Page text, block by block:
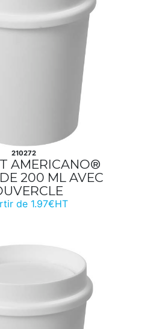
210272
AMERICANO®
200 ML AVEC
de 1.97€HT